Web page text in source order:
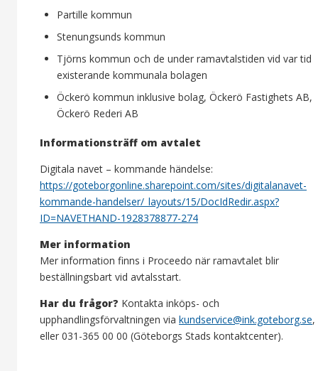
Partille kommun
Stenungsunds kommun
Tjörns kommun och de under ramavtalstiden vid var tid
existerande kommunala bolagen
Öckerö kommun inklusive bolag, Öckerö Fastighets AB,
Öckerö Rederi AB
Informationsträff om avtalet
Digitala navet – kommande händelse:
https://goteborgonline.sharepoint.com/sites/digitalanavet-
kommande-handelser/_layouts/15/DocIdRedir.aspx?
ID=NAVETHAND-1928378877-274
Mer information
Mer information finns i Proceedo när ramavtalet blir
beställningsbart vid avtalsstart.
Har du frågor? Kontakta inköps- och
upphandlingsförvaltningen via kundservice@ink.goteborg.se,
eller 031-365 00 00 (Göteborgs Stads kontaktcenter).